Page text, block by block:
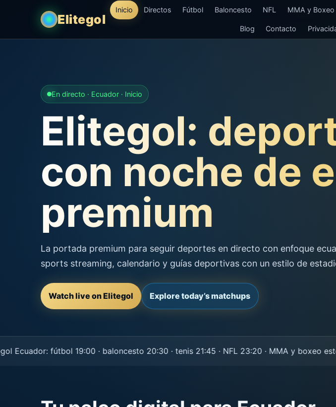
Elitegol
Inicio Directos Fútbol Baloncesto NFL MMA y Boxeo
Blog Contacto
En directo · Ecuador · Inicio
Elitegol:
con noche de
premium
La portada premium para seguir deportes en directo con enfoque
sports streaming, calendario y guías deportivas con un estilo de
Watch live on Elitegol Explore today’s matchups
fútbol 19:00 · baloncesto 20:30 · tenis 21:45 · NFL 23:20 · MMA y boxeo este fin